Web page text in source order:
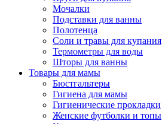
Мочалки
Подставки для ванны
Полотенца
Соли и травы для купания
Термометры для воды
Шторы для ванны
Товары для мамы
Бюстгальтеры
Гигиена для мамы
Гигиенические прокладки
Женские футболки и топы